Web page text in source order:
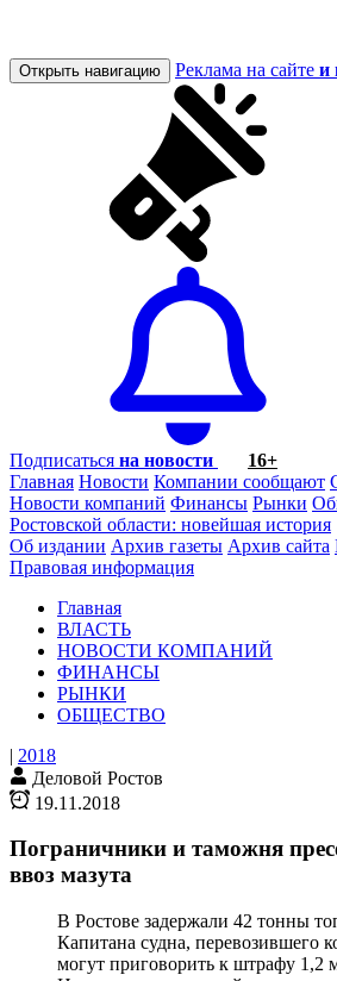
Открыть навигацию Реклама на сайте и
Подписаться на новости
16+
Главная Новости Компании сообщают
Новости компаний Финансы Рынки
Ростовской области: новейшая история
Об издании Архив газеты Архив сайта
Правовая информация
Главная
ВЛАСТЬ
НОВОСТИ КОМПАНИЙ
ФИНАНСЫ
РЫНКИ
ОБЩЕСТВО
| 2018
Деловой Ростов
19.11.2018
Пограничники и таможня
ввоз мазута
В Ростове задержали 42 тонны
Капитана судна, перевозившего
могут приговорить к штрафу 1,2